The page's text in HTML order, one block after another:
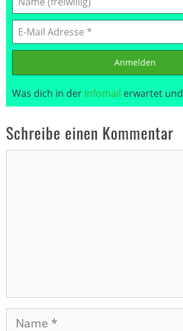
Anmelden
Was dich in der Infomail erwartet und
Schreibe einen Kommentar
Name